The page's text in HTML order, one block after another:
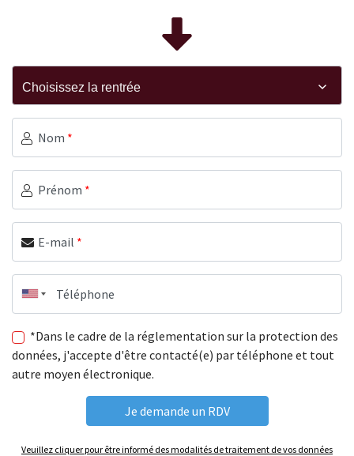
Nom *
Prénom *
E-mail *
Téléphone
*Dans le cadre de la réglementation sur la protection des
données, j'accepte d'être contacté(e) par téléphone et tout
autre moyen électronique.
Veuillez cliquer pour être informé des modalités de traitement de vos données